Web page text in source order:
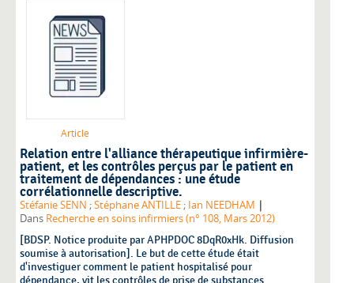
Article
Relation entre l'alliance thérapeutique infirmière-
patient, et les contrôles perçus par le patient en
traitement de dépendances : une étude
corrélationnelle descriptive.
Stéfanie SENN ;Stéphane ANTILLE ; Ian NEEDHAM |
Dans Recherche en soins infirmiers (n° 108, Mars 2012)
[BDSP. Notice produite par APHPDOC 8DqR0xHk. Diffusion
soumise à autorisation]. Le but de cette étude était
d'investiguer comment le patient hospitalisé pour